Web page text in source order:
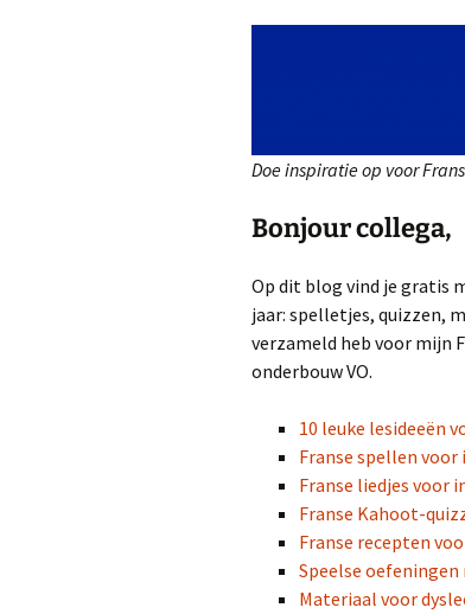
Doe inspiratie op voor
Bonjour collega,
Op dit blog vind je gratis
jaar: spelletjes, quizzen,
verzameld heb voor mijn
onderbouw VO.
10 leuke lesideeën
Franse spellen voor
Franse liedjes voor
Franse Kahoot-
Franse recepten
Speelse
Materiaal voor